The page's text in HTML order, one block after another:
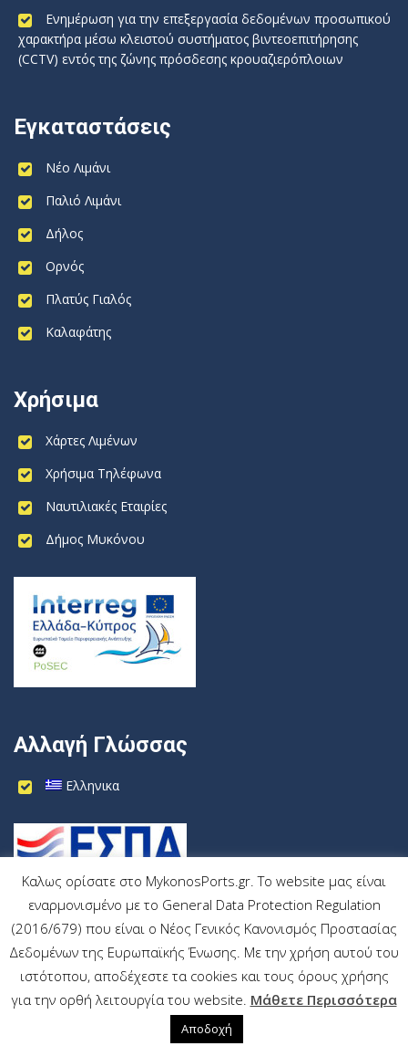
Ενημέρωση για την επεξεργασία δεδομένων προσωπικού
χαρακτήρα μέσω κλειστού συστήματος βιντεοεπιτήρησης
(CCTV) εντός της ζώνης πρόσδεσης κρουαζιερόπλοιων
Εγκαταστάσεις
Νέο Λιμάνι
Παλιό Λιμάνι
Δήλος
Ορνός
Πλατύς Γιαλός
Καλαφάτης
Χρήσιμα
Χάρτες Λιμένων
Χρήσιμα Τηλέφωνα
Ναυτιλιακές Εταιρίες
Δήμος Μυκόνου
Αλλαγή Γλώσσας
Ελληνικα
All rights reserved MykonosPorts.gr
Wrk.gr
Καλως ορίσατε στο MykonosPorts.gr. Το website μας είναι
εναρμονισμένο με το General Data Protection Regulation
(2016/679) που είναι ο Νέος Γενικός Κανονισμός Προστασίας
Δεδομένων της Ευρωπαϊκής Ένωσης. Με την χρήση αυτού του
ιστότοπου, αποδέχεστε τα cookies και τους όρους χρήσης
για την ορθή λειτουργία του website. Μάθετε Περισσότερα
Αποδοχή